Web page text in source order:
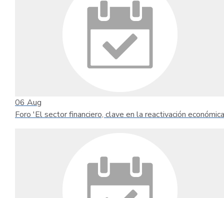
06 Aug
Foro 'El sector financiero, clave en la reactivación